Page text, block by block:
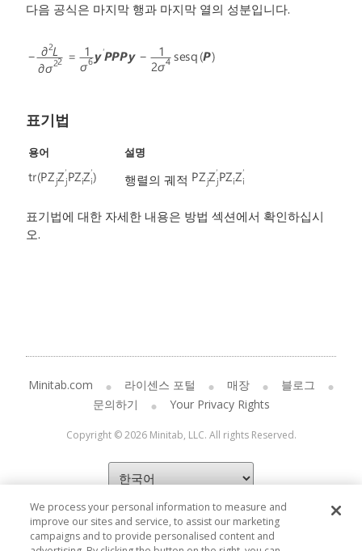
다음 공식은 마지막 행과 마지막 열의 성분입니다.
표기법
용어 설명
행렬의 궤적
표기법에 대한 자세한 내용은 방법 섹션에서 확인하십시
오.
Minitab.com 라이센스 포털 매장
블로그
문의하기
Your Privacy Rights
Copyright © 2026 Minitab, LLC. All rights Reserved.
We process your personal information to measure and
improve our sites and service, to assist our marketing
campaigns and to provide personalised content and